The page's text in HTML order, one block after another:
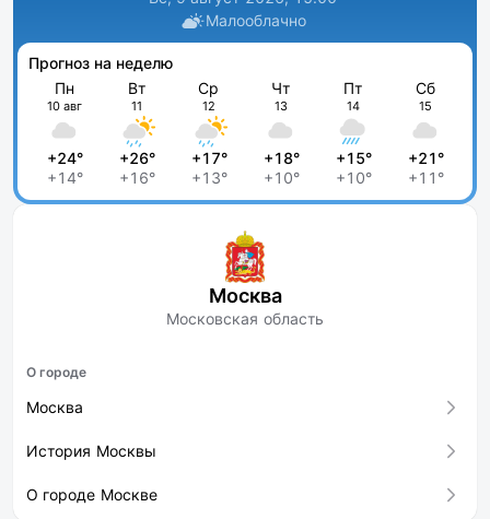
Малооблачно
Прогноз на неделю
Пн
10 авг
+24°
+14°
Вт
11
+26°
+16°
Ср
12
+17°
+13°
Чт
13
+18°
+10°
Пт
14
+15°
+10°
Сб
15
+21°
+11°
Москва
Московская область
О городе
Москва
История Москвы
О городе Москве